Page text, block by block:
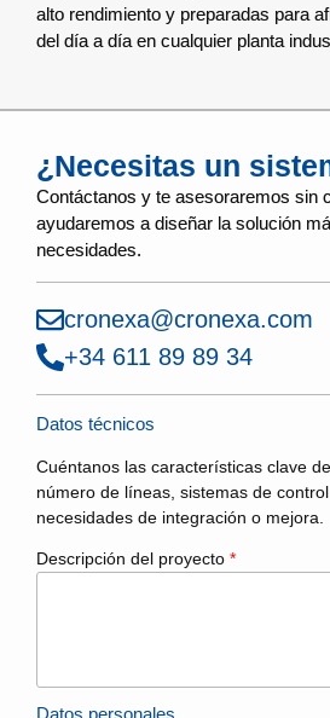
alto rendimiento y preparadas para
del día a día en cualquier planta
¿Necesitas un
Contáctanos y te asesoraremos sin
ayudaremos a diseñar la solución
necesidades.
cronexa@cronexa.com
+34 611 89 89 34
Datos técnicos
Cuéntanos las características clave
número de líneas, sistemas de
necesidades de integración o mejora.
Descripción del proyecto *
Datos personales